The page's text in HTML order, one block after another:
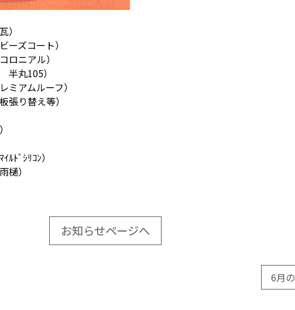
）
ズコート）
ニアル）
丸105）
アムルーフ）
張り替え等）
ﾄﾞｼﾘｺﾝ）
）
お知らせページへ
6月